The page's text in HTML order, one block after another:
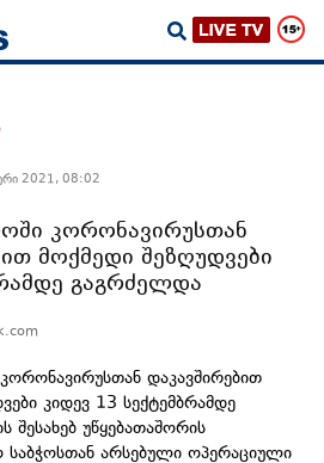
2021, 08:02
კორონავირუსთან
მოქმედი შეზღუდვები
გაგრძელდა
დაკავშირებით
კიდევ 13 სექტემბრამდე
შესახებ უწყებათაშორის
არსებული ოპერაციული